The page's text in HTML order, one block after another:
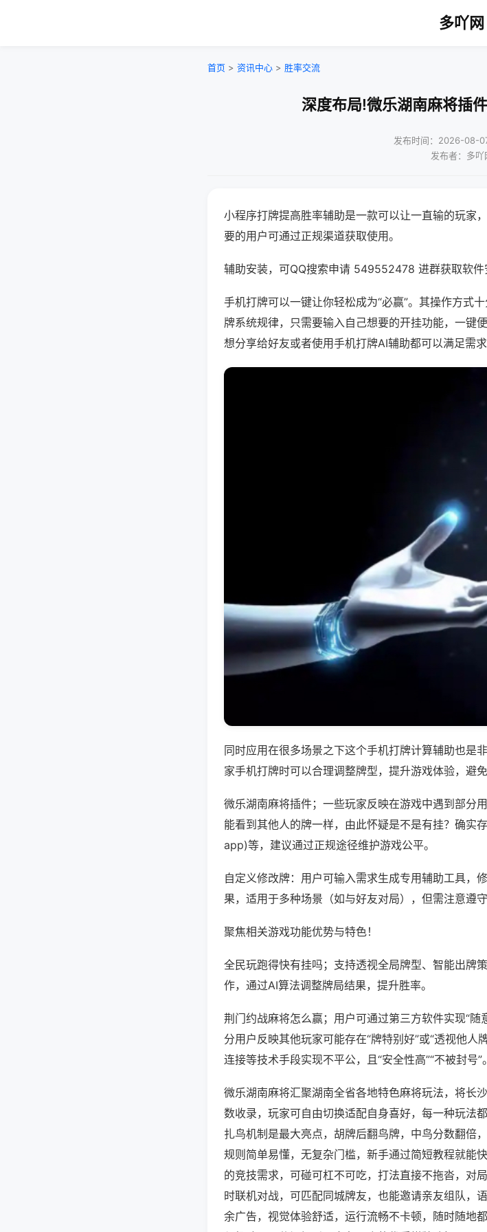
多吖网
首页 > 资讯中心 > 胜率交流
深度布局!微乐湖南麻将插
发布时间：2026-08-
发布者：多吖
小程序打牌提高胜率辅助是一款可以让一直输的玩家
要的用户可通过正规渠道获取使用。
辅助安装，可QQ搜索申请 549552478 进群获取软件
手机打牌可以一键让你轻松成为“必赢”。其操作方式
牌系统规律，只需要输入自己想要的开挂功能，一键
想分享给好友或者使用手机打牌AI辅助都可以满足需求
同时应用在很多场景之下这个手机打牌计算辅助也是
家手机打牌时可以合理调整牌型，提升游戏体验，避
微乐湖南麻将插件；一些玩家反映在游戏中遇到部分
能看到其他人的牌一样，由此怀疑是不是有挂？确实
app)等，建议通过正规途径维护游戏公平。
自定义修改牌：用户可输入需求生成专用辅助工具，
果，适用于多种场景（如与好友对局），但需注意遵
聚焦相关游戏功能优势与特色！
全民玩跑得快有挂吗；支持透视全局牌型、智能出牌
作，通过AI算法调整牌局结果，提升胜率。
荆门约战麻将怎么赢；用户可通过第三方软件实现“随
分用户反映其他玩家可能存在“牌特别好”或“透视他
连接等技术手段实现不平公，且“安全性高”“不被封号”。
微乐湖南麻将汇聚湖南全省各地特色麻将玩法，将长
数收录，玩家可自由切换适配自身喜好，每一种玩法
扎鸟机制是最大亮点，胡牌后翻鸟牌，中鸟分数翻倍
规则简单易懂，无复杂门槛，新手通过简短教程就能
的竞技需求，可碰可杠不可吃，打法直接不拖沓，对
时联机对战，可匹配同城牌友，也能邀请亲友组队，
余广告，视觉体验舒适，运行流畅不卡顿，随时随地